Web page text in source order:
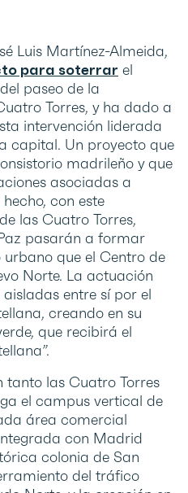
Luis Martínez-Almeida,
para soterrar el
paseo de la
Torres, y ha dado a
intervención liderada
capital. Un proyecto que
madrileño y que
asociadas a
con este
las Cuatro Torres,
pasarán a formar
que el Centro de
Norte. La actuación
entre sí por el
creando en su
que recibirá el
tanto las Cuatro Torres
el campus vertical de
área comercial
con Madrid
colonia de San
del tráfico